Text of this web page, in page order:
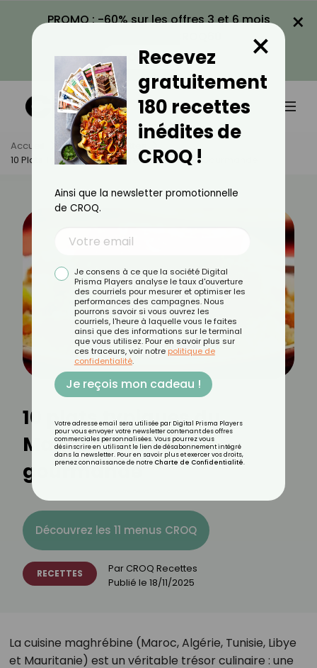
PROMO : -60% sur les offres 3 et 6 mois
VOIR LA PROMO
×
Accueil Actus
Recettes
10 Plats Typiques Du Maghreb : Expédition Gourmande
10 plats typiques du
Maghreb : expédition
gourmande
Découvrez les 11 menus CROQ
RECETTES Par CROQ Recettes
Publié le 18/11/2025
La cuisine maghrébine (Maroc, Algérie, Tunisie, Libye
et Mauritanie) est un véritable trésor culinaire : une
Recevez
gratuitement
180 recettes
inédites de
CROQ !
×
Ainsi que la newsletter promotionnelle
de CROQ.
Je consens à ce que la société Digital
Prisma Players analyse le taux d'ouverture
des courriels pour mesurer et optimiser les
performances des campagnes. Nous
pourrons savoir si vous ouvrez les
courriels, l'heure à laquelle vous le faites
ainsi que des informations sur le terminal
que vous utilisez. Pour en savoir plus sur
ces traceurs, voir notre politique de
confidentialité.
Je reçois mon cadeau !
Votre adresse email sera utilisée par Digital Prisma Players
pour vous envoyer votre newsletter contenant des offres
commerciales personnalisées. Vous pourrez vous
désinscrire en utilisant le lien de désabonnement intégré
dans la newsletter. Pour en savoir plus et exercer vos droits,
prenez connaissance de notre Charte de Confidentialité.